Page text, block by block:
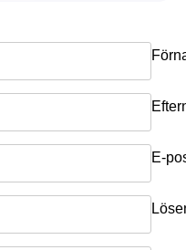
E-